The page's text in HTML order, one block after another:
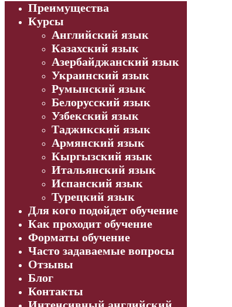
Преимущества
Курсы
Английский язык
Казахский язык
Азербайджанский язык
Украинский язык
Румынский язык
Белорусский язык
Узбекский язык
Таджикский язык
Армянский язык
Кыргызский язык
Итальянский язык
Испанский язык
Турецкий язык
Для кого подойдет обучение
Как проходит обучение
Форматы обучение
Часто задаваемые вопросы
Отзывы
Блог
Контакты